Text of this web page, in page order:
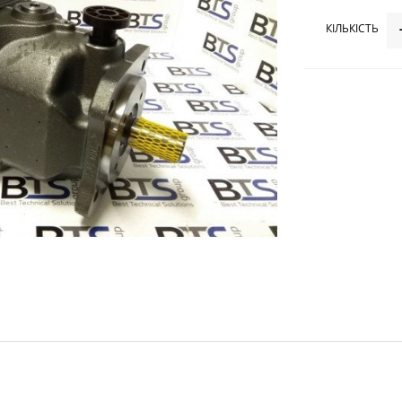
КІЛЬКІСТЬ